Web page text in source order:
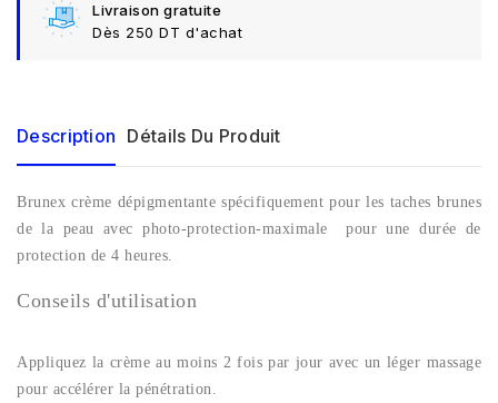
Livraison gratuite
Dès 250 DT d'achat
Description Détails Du Produit
Brunex crème dépigmentante spécifiquement pour les taches brunes
de la peau avec photo-protection-maximale pour une durée de
protection de 4 heures.
Conseils d'utilisation
Appliquez la crème au moins 2 fois par jour avec un léger massage
pour accélérer la pénétration.